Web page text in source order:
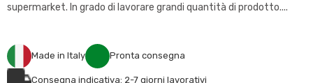
supermarket. In grado di lavorare grandi quantità di prodotto....
Made in Italy Pronta consegna
Consegna indicativa: 2-7 giorni lavorativi